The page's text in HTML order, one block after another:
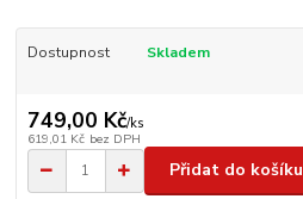
Dostupnost Skladem
749,00 Kč/ks
619,01 Kč bez DPH
Přidat do košíku